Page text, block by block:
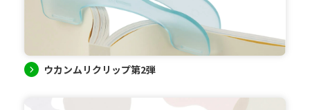
ウカンムリクリップ第2弾